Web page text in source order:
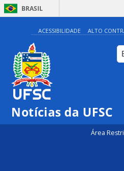
BRASIL
ACESSIBILIDADE ALTO
Notícias da UFSC
Área